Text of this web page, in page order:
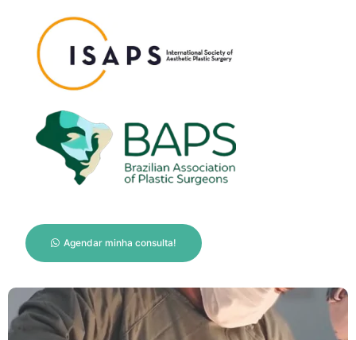
Agendar minha consulta!